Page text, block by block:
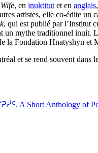
, en inuktitut et en anglais
artistes, elle co-édite un
, qui est publié par l’Institut
un mythe traditionnel inuit.
la Fondation Hnatyshyn
et se rend souvent dans
Anthology of Popular